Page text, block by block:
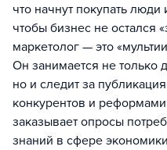
что начнут покупать
чтобы бизнес не остался
маркетолог — это
Он занимается не только
но и следит за
конкурентов и реформами
заказывает опросы
знаний в сфере